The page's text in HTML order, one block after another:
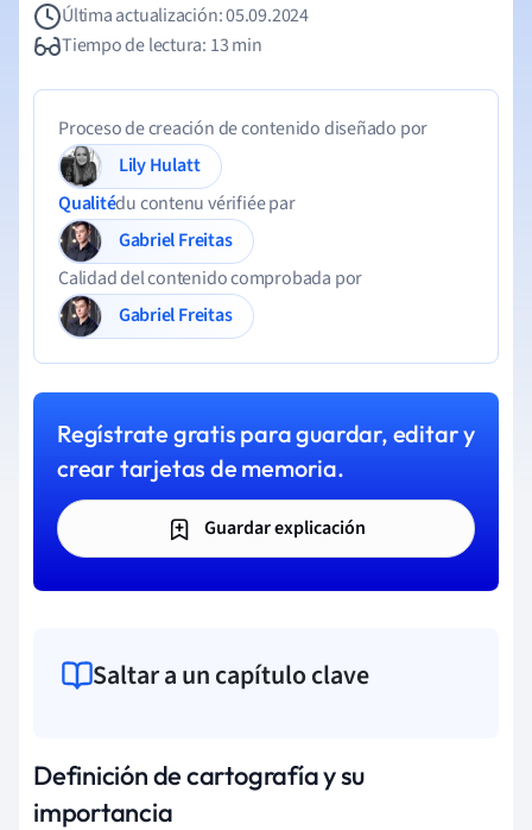
Última actualización: 05.09.2024
Tiempo de lectura: 13 min
Proceso de creación de contenido diseñado por
Lily Hulatt
Qualitédu contenu vérifiée par
Gabriel Freitas
Calidad del contenido comprobada por
Gabriel Freitas
Regístrate gratis para guardar, editar y
crear tarjetas de memoria.
Guardar explicación
Saltar a un capítulo clave
Definición de cartografía y su
importancia